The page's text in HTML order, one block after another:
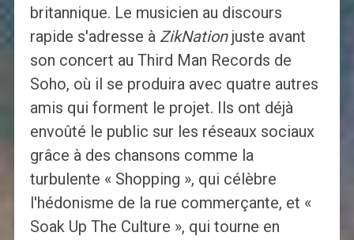
britannique. Le musicien au discours
rapide s'adresse à ZikNation juste avant
son concert au Third Man Records de
Soho, où il se produira avec quatre autres
amis qui forment le projet. Ils ont déjà
envoûté le public sur les réseaux sociaux
grâce à des chansons comme la
turbulente « Shopping », qui célèbre
l'hédonisme de la rue commerçante, et «
Soak Up The Culture », qui tourne en